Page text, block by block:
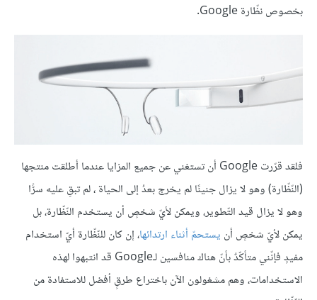
بخصوص نظّارة Google.
فلقد قرّرت Google أن تستغني عن جميع المزايا عندما أطلقت منتجها
(النّظّارة) وهو لا يزال جنينًا لم يخرج بعدُ إلى الحياة ، لم تبقِ عليه سرًّا
وهو لا يزال قيد التّطوير، ويمكن لأيّ شخصٍ أن يستخدم النّظّارة، بل
يمكن لأيّ شخصٍ أن يستحمّ أثناء ارتدائها، إن كان للنّظّارة أيّ استخدام
مفيدٍ فإنّني متأكّدٌ بأنّ هناك منافسين لـGoogle قد انتبهوا لهذه
الاستخدامات، وهم مشغولون الآن باختراع طرقٍ أفضل للاستفادة من